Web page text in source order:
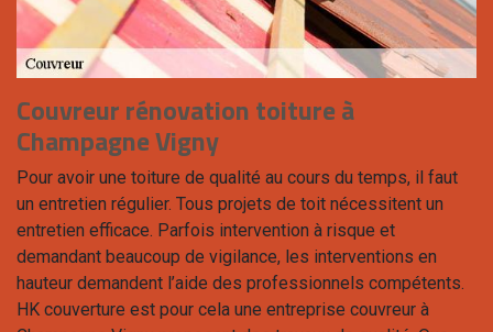
Couvreur rénovation toiture à
Champagne Vigny
Pour avoir une toiture de qualité au cours du temps, il faut
un entretien régulier. Tous projets de toit nécessitent un
entretien efficace. Parfois intervention à risque et
demandant beaucoup de vigilance, les interventions en
hauteur demandent l’aide des professionnels compétents.
HK couverture est pour cela une entreprise couvreur à